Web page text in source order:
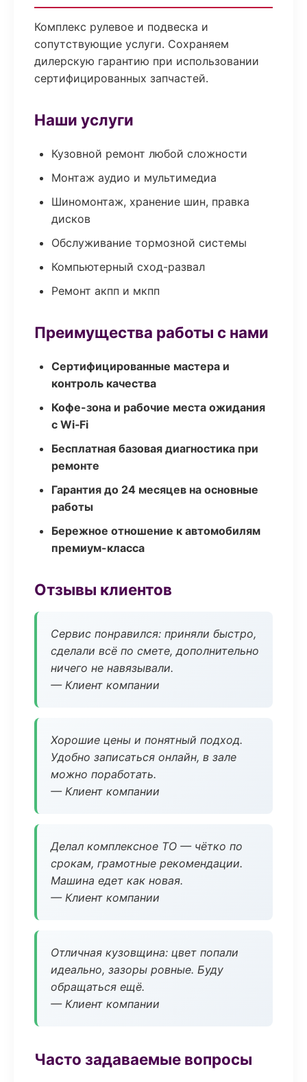
Комплекс рулевое и подвеска и
сопутствующие услуги. Сохраняем
дилерскую гарантию при использовании
сертифицированных запчастей.
Наши услуги
Кузовной ремонт любой сложности
Монтаж аудио и мультимедиа
Шиномонтаж, хранение шин, правка
дисков
Обслуживание тормозной системы
Компьютерный сход-развал
Ремонт акпп и мкпп
Преимущества работы с нами
Сертифицированные мастера и
контроль качества
Кофе-зона и рабочие места ожидания
с Wi‑Fi
Бесплатная базовая диагностика при
ремонте
Гарантия до 24 месяцев на основные
работы
Бережное отношение к автомобилям
премиум-класса
Отзывы клиентов
Сервис понравился: приняли быстро,
сделали всё по смете, дополнительно
ничего не навязывали.
— Клиент компании
Хорошие цены и понятный подход.
Удобно записаться онлайн, в зале
можно поработать.
— Клиент компании
Делал комплексное ТО — чётко по
срокам, грамотные рекомендации.
Машина едет как новая.
— Клиент компании
Отличная кузовщина: цвет попали
идеально, зазоры ровные. Буду
обращаться ещё.
— Клиент компании
Часто задаваемые вопросы